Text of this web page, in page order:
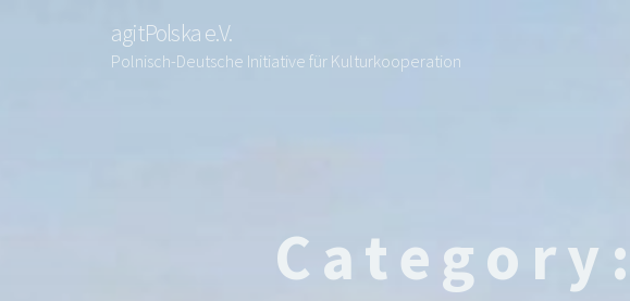
agitPolska e.V.
Polnisch-Deutsche Initiative für Kulturkooperation
Category: